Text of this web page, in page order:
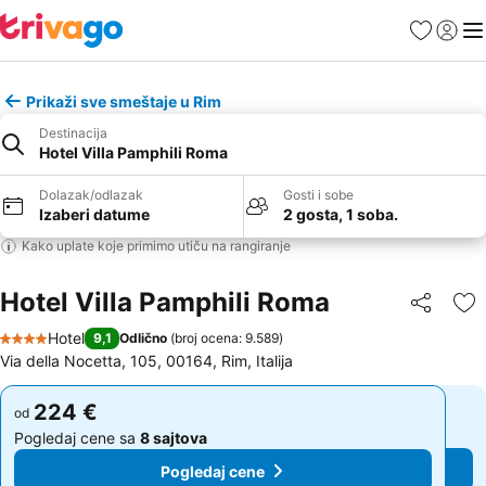
FavoritiPrijavi
Prikaži sve smeštaje u Rim
Destinacija
Hotel Villa Pamphili Roma
Dolazak/odlazak
Izaberi datume
Gosti i sobe
2 gosta, 1 soba.
Kako uplate koje primimo utiču na rangiranje
Hotel Villa Pamphili Roma Deli
4 Zvezdice
Hotel 9,1 Odlično (broj ocena: 9.589)
Via della Nocetta, 105, 00164, Rim, Italija
od 224 €
Pogledaj cene sa 8 sajtova
Pogledaj cene
od 224 €
Pogledaj cene sa 8 sajtova
Pogledaj cene